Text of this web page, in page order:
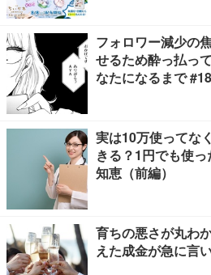
フォロワー減少の
せるため酔っ払っ
なたになるまで #18
実は10万使ってな
きる？1円でも使
知恵（前編）
育ちの悪さが丸わ
えた成金が急に言